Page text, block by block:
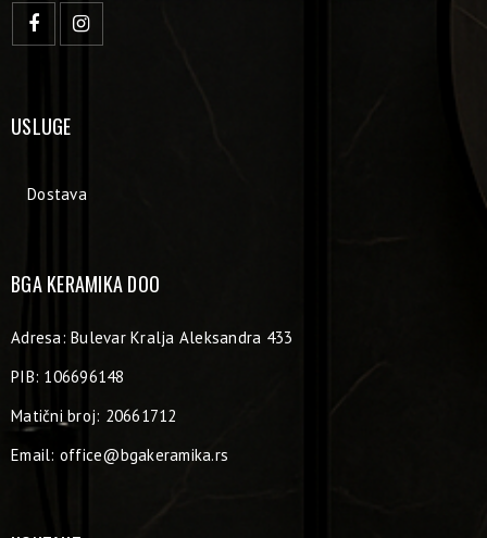
USLUGE
Dostava
BGA KERAMIKA DOO
Adresa: Bulevar Kralja Aleksandra 433
PIB: 106696148
Matični broj: 20661712
Email: office@bgakeramika.rs